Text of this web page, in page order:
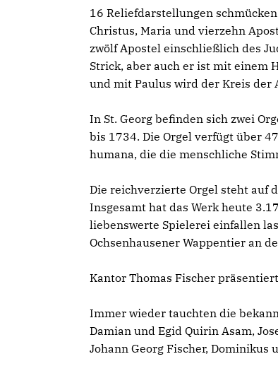
16 Reliefdarstellungen
Christus, Maria und vierzehn
zwölf Apostel einschließlich des
Strick, aber auch er ist mit einem
und mit Paulus wird der Kreis der
In St. Georg befinden sich zwei
bis 1734. Die Orgel verfügt über
humana, die die menschliche
Die reichverzierte Orgel steht auf
Insgesamt hat das Werk heute
liebenswerte Spielerei einfallen
Ochsenhausener Wappentier an
Kantor Thomas Fischer
Immer wieder tauchten die
Damian und Egid Quirin Asam,
Johann Georg Fischer,